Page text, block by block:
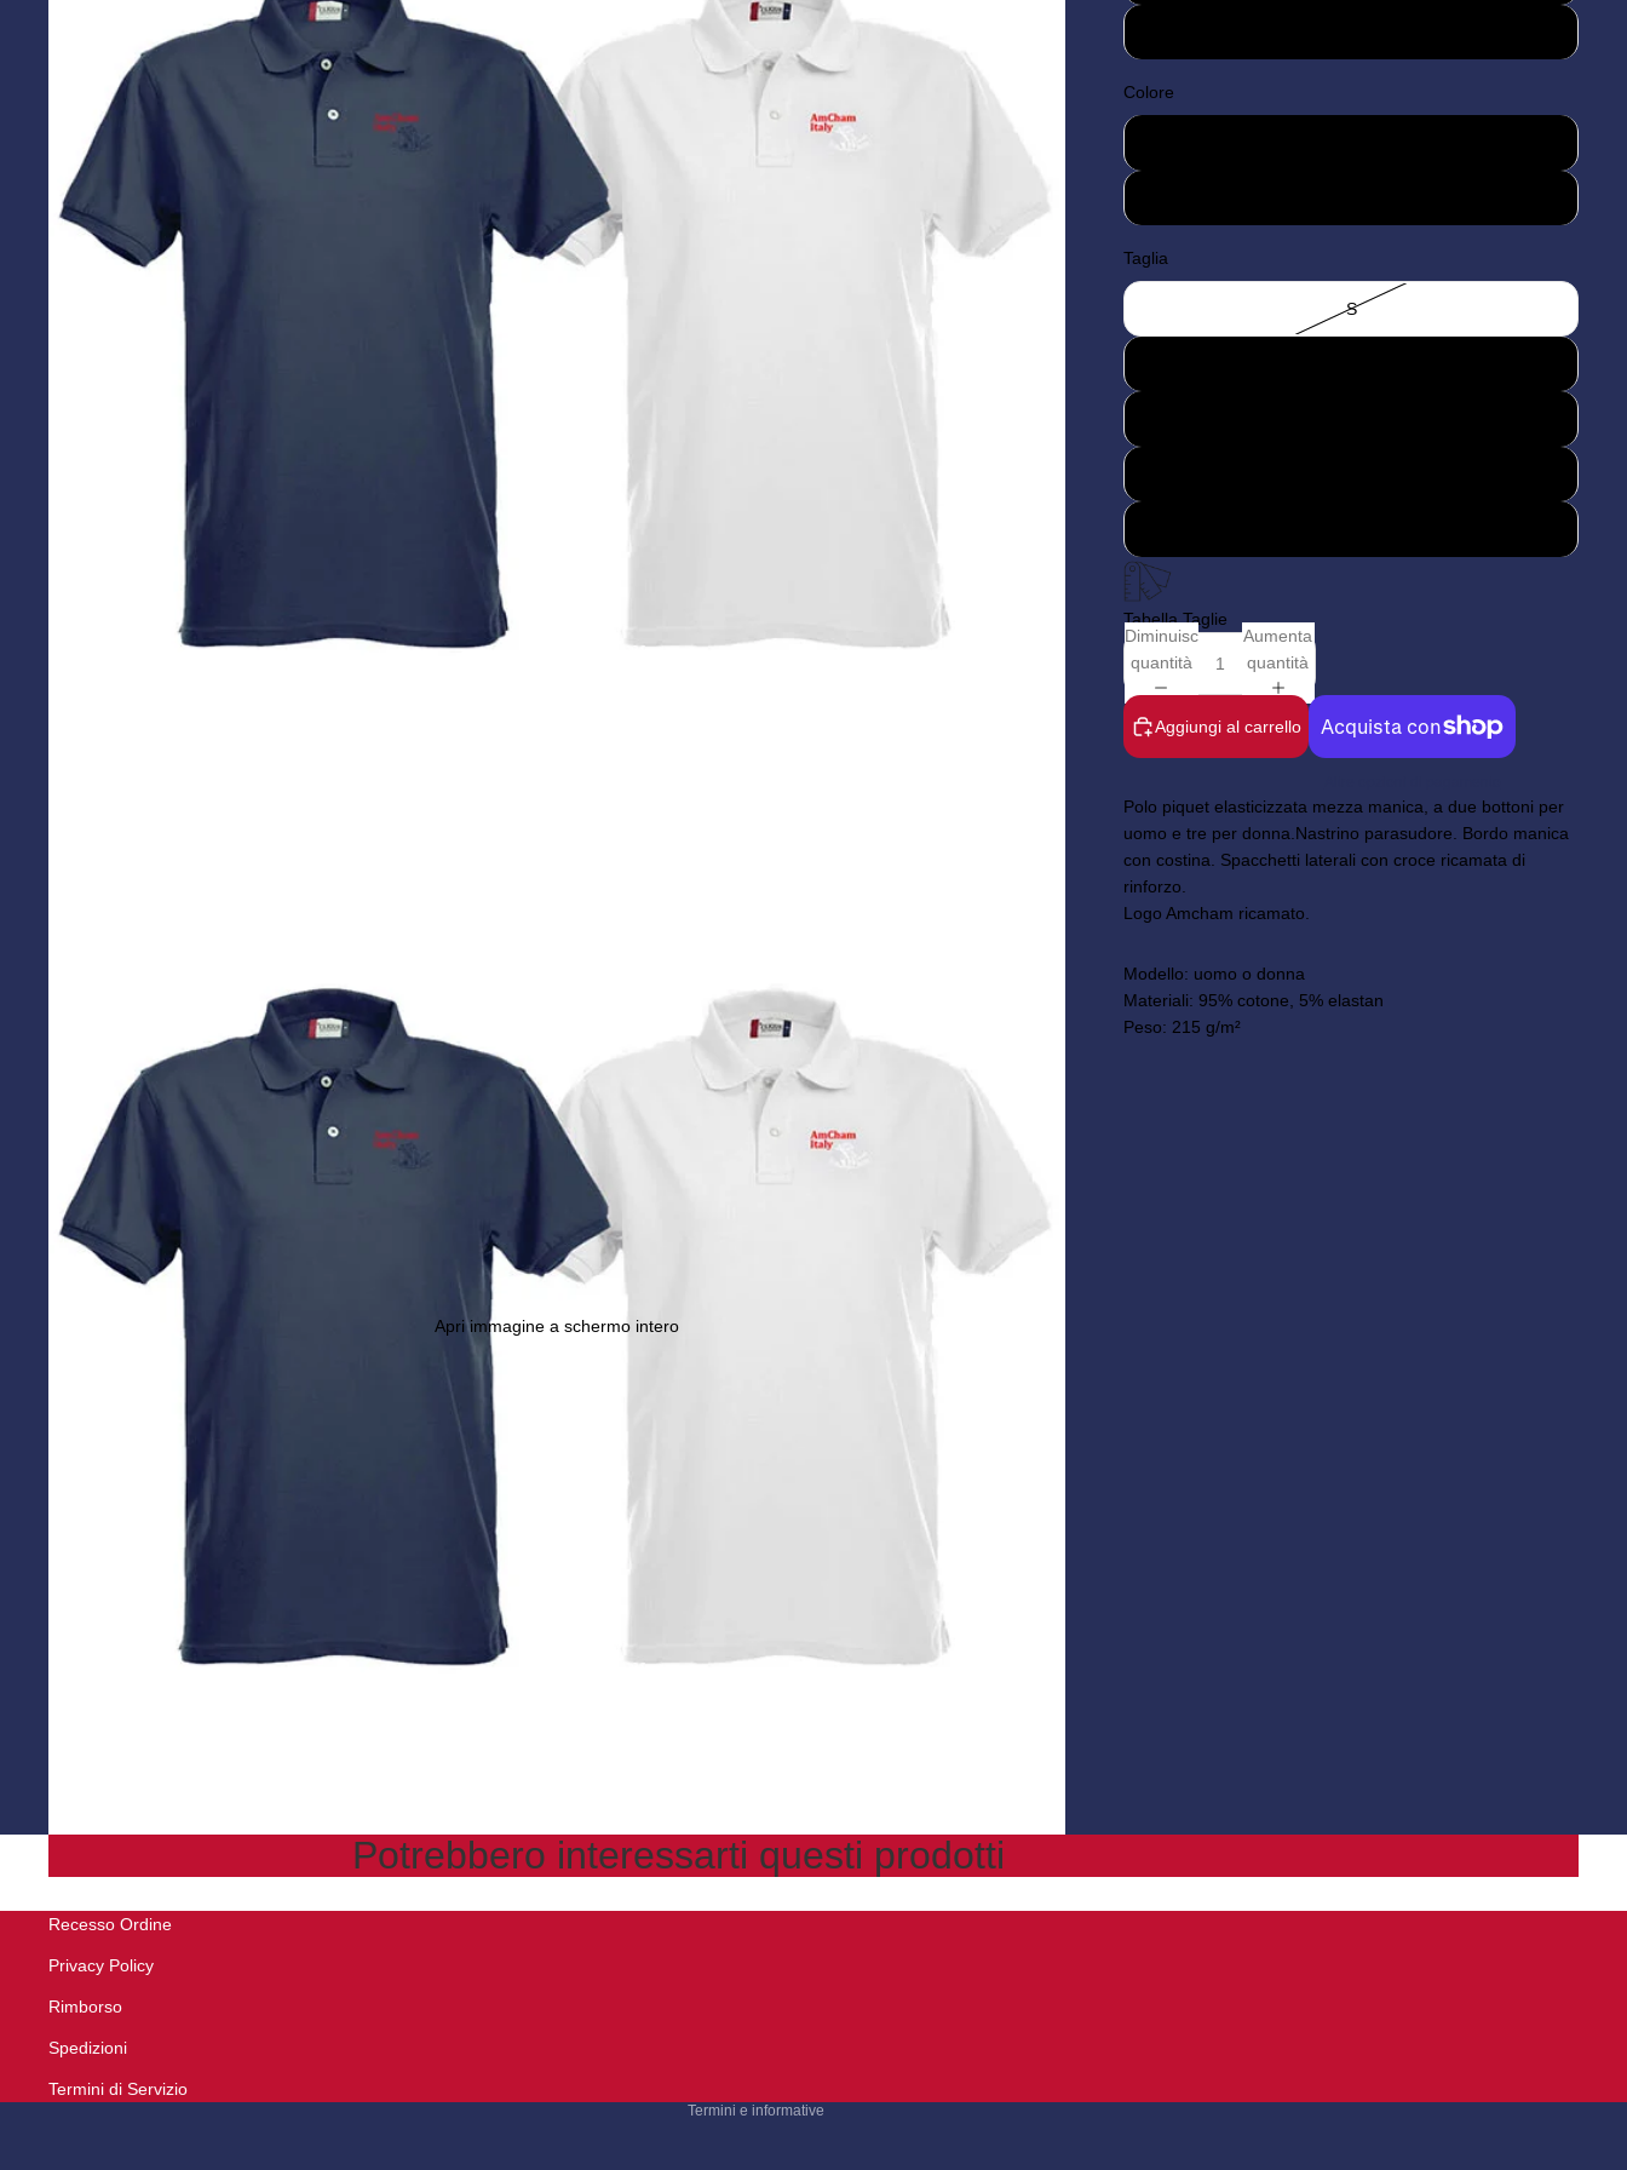
Apri immagine a schermo intero
Colore
Taglia
S
Tabella Taglie
Diminuisci
quantità
Aumenta
quantità
Aggiungi al carrello
Polo piquet elasticizzata mezza manica, a due bottoni per
uomo e tre per donna. Nastrino parasudore. Bordo manica
con costina. Spacchetti laterali con croce ricamata di
rinforzo.
Logo Amcham ricamato.
Modello: uomo o donna
Materiali: 95% cotone, 5% elastan
Peso: 215 g/m²
Potrebbero interessarti questi prodotti
Recesso Ordine
Privacy Policy
Rimborso
Spedizioni
Termini di Servizio
Termini e informative